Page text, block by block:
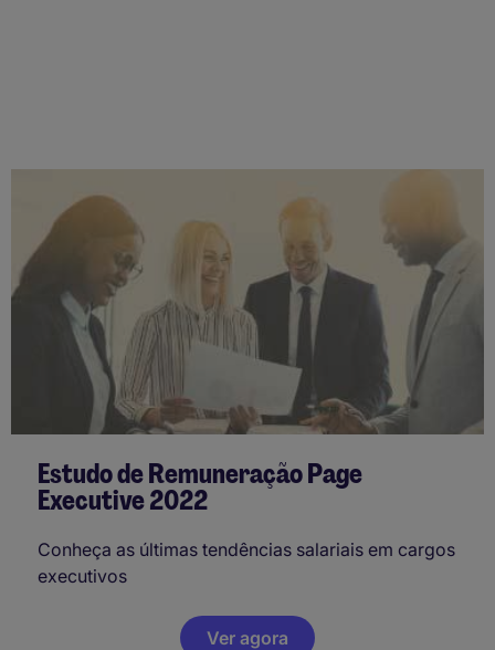
Estudo de Remuneração Page
Executive 2022
Conheça as últimas tendências salariais em cargos
executivos
Ver agora